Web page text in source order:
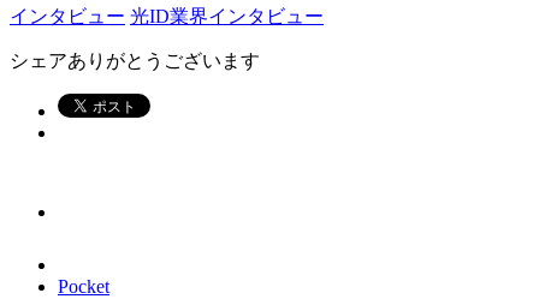
インタビュー 光ID業界インタビュー
シェアありがとうございます
Pocket